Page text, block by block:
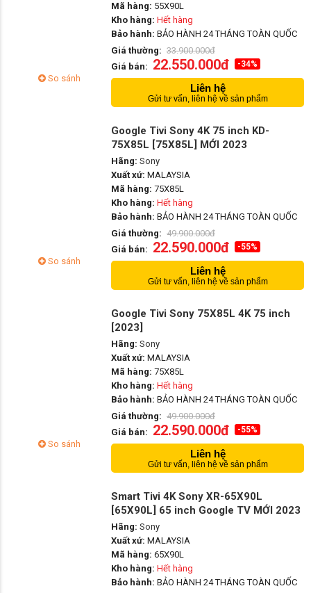
So sánh
Mã hàng: 55X90L
Kho hàng: Hết hàng
Bảo hành: BẢO HÀNH 24 THÁNG TOÀN QUỐC
Giá thường: 33.900.000đ
Giá bán: 22.550.000đ -34%
Liên hệ
Gửi tư vấn, liên hệ về sản phẩm
So sánh
Google Tivi Sony 4K 75 inch KD-
75X85L [75X85L] MỚI 2023
Hãng: Sony
Xuất xứ: MALAYSIA
Mã hàng: 75X85L
Kho hàng: Hết hàng
Bảo hành: BẢO HÀNH 24 THÁNG TOÀN QUỐC
Giá thường: 49.900.000đ
Giá bán: 22.590.000đ -55%
Liên hệ
Gửi tư vấn, liên hệ về sản phẩm
So sánh
Google Tivi Sony 75X85L 4K 75 inch
[2023]
Hãng: Sony
Xuất xứ: MALAYSIA
Mã hàng: 75X85L
Kho hàng: Hết hàng
Bảo hành: BẢO HÀNH 24 THÁNG TOÀN QUỐC
Giá thường: 49.900.000đ
Giá bán: 22.590.000đ -55%
Liên hệ
Gửi tư vấn, liên hệ về sản phẩm
Smart Tivi 4K Sony XR-65X90L
[65X90L] 65 inch Google TV MỚI 2023
Hãng: Sony
Xuất xứ: MALAYSIA
Mã hàng: 65X90L
Kho hàng: Hết hàng
Bảo hành: BẢO HÀNH 24 THÁNG TOÀN QUỐC